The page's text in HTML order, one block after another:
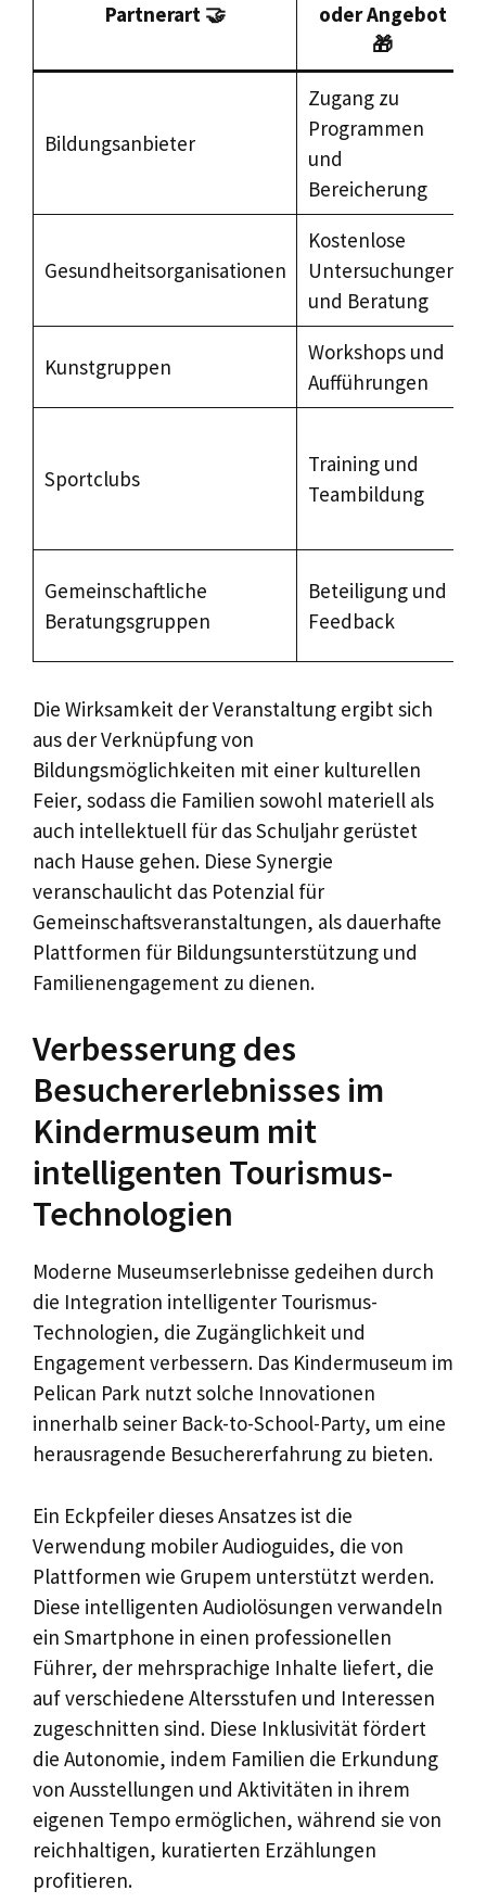
Partnerart 🤝
oder Angebot
🎁
Bildungsanbieter
Zugang zu
Programmen
und
Bereicherung
Gesundheitsorganisationen
Kostenlose
Untersuchungen
und Beratung
Kunstgruppen
Workshops und
Aufführungen
Sportclubs
Training und
Teambildung
Gemeinschaftliche
Beratungsgruppen
Beteiligung und
Feedback
Die Wirksamkeit der Veranstaltung ergibt sich
aus der Verknüpfung von
Bildungsmöglichkeiten mit einer kulturellen
Feier, sodass die Familien sowohl materiell als
auch intellektuell für das Schuljahr gerüstet
nach Hause gehen. Diese Synergie
veranschaulicht das Potenzial für
Gemeinschaftsveranstaltungen, als dauerhafte
Plattformen für Bildungsunterstützung und
Familienengagement zu dienen.
Verbesserung des
Besuchererlebnisses im
Kindermuseum mit
intelligenten Tourismus-
Technologien
Moderne Museumserlebnisse gedeihen durch
die Integration intelligenter Tourismus-
Technologien, die Zugänglichkeit und
Engagement verbessern. Das Kindermuseum im
Pelican Park nutzt solche Innovationen
innerhalb seiner Back-to-School-Party, um eine
herausragende Besuchererfahrung zu bieten.
Ein Eckpfeiler dieses Ansatzes ist die
Verwendung mobiler Audioguides, die von
Plattformen wie Grupem unterstützt werden.
Diese intelligenten Audiolösungen verwandeln
ein Smartphone in einen professionellen
Führer, der mehrsprachige Inhalte liefert, die
auf verschiedene Altersstufen und Interessen
zugeschnitten sind. Diese Inklusivität fördert
die Autonomie, indem Familien die Erkundung
von Ausstellungen und Aktivitäten in ihrem
eigenen Tempo ermöglichen, während sie von
reichhaltigen, kuratierten Erzählungen
profitieren.